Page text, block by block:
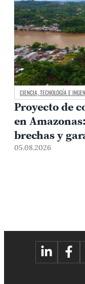
CIENCIA, TECNOLOGÍA E
Proyecto de
en
brechas y
05.08.2026